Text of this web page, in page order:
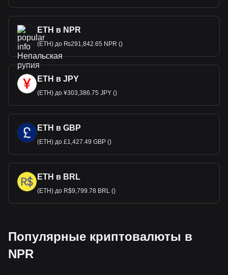
ETH в NPR
(ETH) до ₨291,842.65 NPR ()
ETH в JPY
(ETH) до ¥303,386.75 JPY ()
ETH в GBP
(ETH) до £1,427.49 GBP ()
ETH в BRL
(ETH) до R$9,799.78 BRL ()
Популярные криптовалюты в
NPR